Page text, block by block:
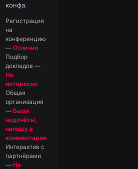
конфа.
Регистрация
на
конференцию
— Отлично
Подбор
докладов —
Не
интересно
Общая
организация
— Были
недочёты,
напишу в
комментарии
Интерактив с
партнёрами
— Не